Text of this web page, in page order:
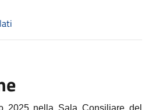
2025 nella Sala Consiliare del